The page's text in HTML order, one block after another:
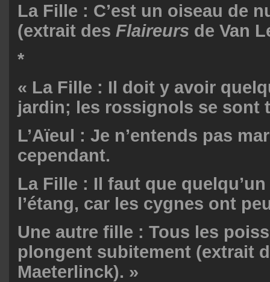
La Fille : C’est un oiseau de
(extrait des Flaireurs de Van
*
« La Fille : Il doit y avoir
jardin; les rossignols se sont
L’Aïeul : Je n’entends pas
cependant.
La Fille : Il faut que
l’étang, car les cygnes ont
Une autre fille : Tous les
plongent subitement (extrait
Maeterlinck). »